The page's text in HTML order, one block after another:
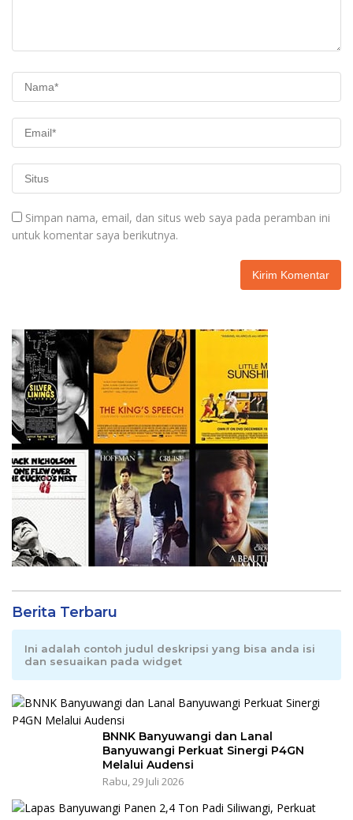
Simpan nama, email, dan situs web saya pada peramban ini
untuk komentar saya berikutnya.
Berita Terbaru
Ini adalah contoh judul deskripsi yang bisa anda isi
dan sesuaikan pada widget
BNNK Banyuwangi dan Lanal
Banyuwangi Perkuat Sinergi P4GN
Melalui Audensi
Rabu, 29 Juli 2026